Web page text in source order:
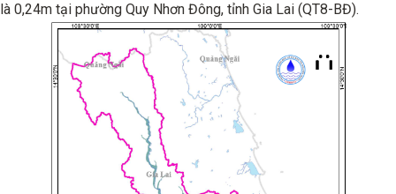
là 0,24m tại phường Quy Nhơn Đông, tỉnh Gia Lai (QT8-BĐ).